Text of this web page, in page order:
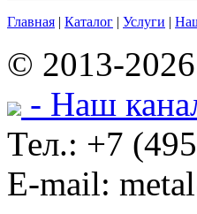
Главная | Каталог | Услуги |
© 2013-
- Наш
Тел.: +7
E-mail: